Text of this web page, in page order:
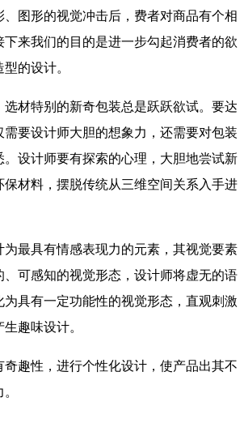
图形的视觉冲击后，费者对商品有个相
下来我们的目的是进一步勾起消费者的欲
的设计。
选材特别的新奇包装总是跃跃欲试。要达
要设计师大胆的想象力，还需要对包装
。设计师要有探索的心理，大胆地尝试新
保材料，摆脱传统从三维空间关系入手进
为最具有情感表现力的元素，其视觉要素
、可感知的视觉形态，设计师将虚无的语
具有一定功能性的视觉形态，直观刺激
趣味设计。
趣性，进行个性化设计，使产品出其不